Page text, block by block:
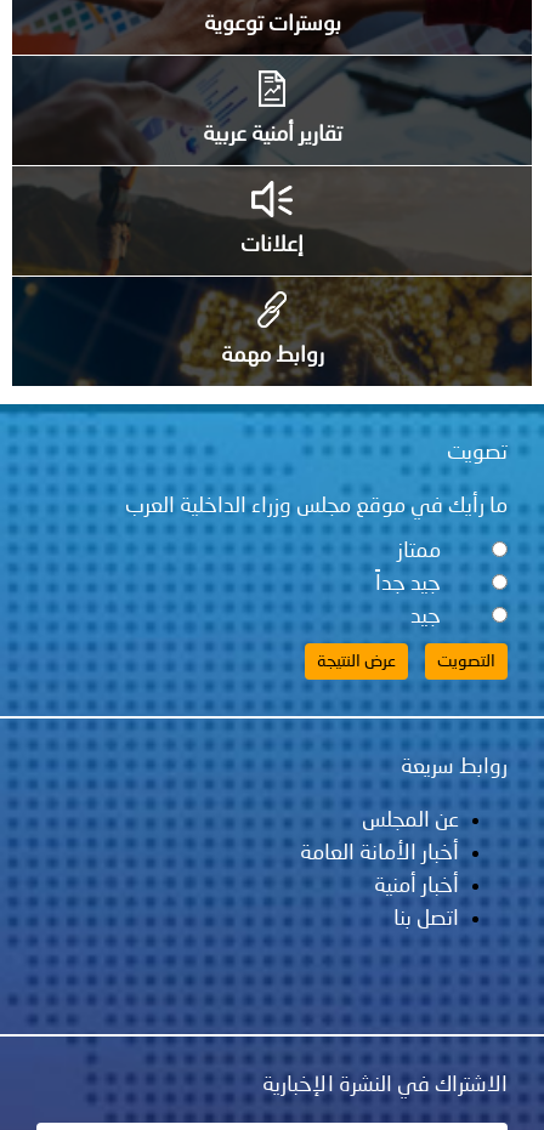
بوسترات توعوية
تقارير أمنية عربية
إعلانات
روابط مهمة
تصويت
ما رأيك في موقع مجلس وزراء الداخلية العرب
ممتاز
جيد جداً
جيد
روابط سريعة
عن المجلس
أخبار الأمانة العامة
أخبار أمنية
اتصل بنا
الاشتراك في النشرة الإخبارية